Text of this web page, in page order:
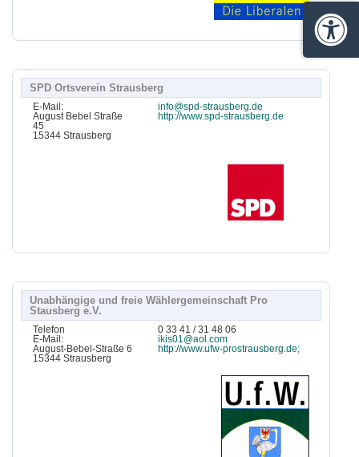
SPD Ortsverein Strausberg
E-Mail:
info@spd-strausberg.de
August Bebel Straße
45
15344 Strausberg
http://www.spd-strausberg.de
Unabhängige und freie Wählergemeinschaft Pro
Stausberg e.V.
Telefon
0 33 41 / 31 48 06
E-Mail:
ikis01@aol.com
August-Bebel-Straße 6
15344 Strausberg
http://www.ufw-prostrausberg.de;